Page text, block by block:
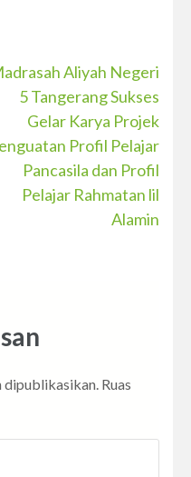
Aliyah Negeri
5 Tangerang Sukses
Gelar Karya Projek
Profil Pelajar
Pancasila dan Profil
Pelajar Rahmatan lil
Alamin
dipublikasikan. Ruas